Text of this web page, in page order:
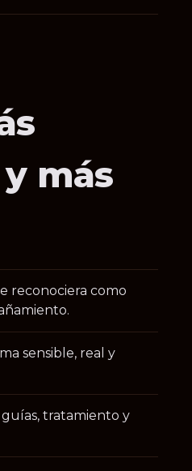
más
reconociera como
sensible, real y
tratamiento y